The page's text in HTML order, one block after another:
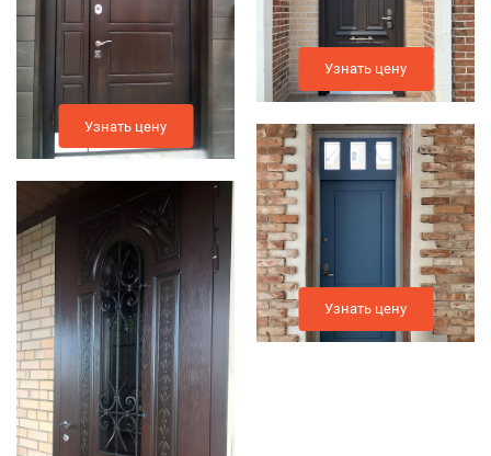
Узнать цену
Узнать цену
Узнать цену